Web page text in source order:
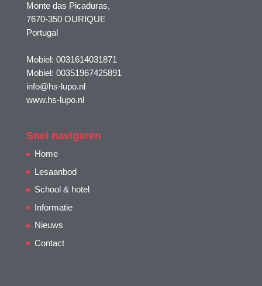
Monte das Picaduras,
7670-350 OURIQUE
Portugal
Mobiel: 0031614031871
Mobiel: 00351967425891
info@hs-lupo.nl
www.hs-lupo.nl
Snel navigeren
Home
Lesaanbod
School & hotel
Informatie
Nieuws
Contact